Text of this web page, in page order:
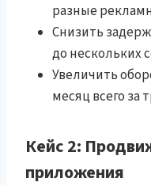
разные
Снизить
до нескольких
Увеличить
месяц всего за
Кейc 2:
приложения